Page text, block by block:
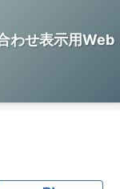
わせ表示用Web